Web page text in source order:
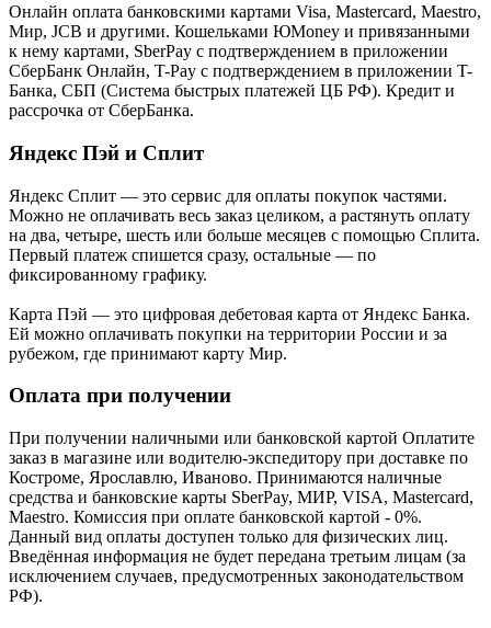
Онлайн оплата банковскими картами Visa, Mastercard, Maestro,
Мир, JCB и другими. Кошельками ЮMoney и привязанными
к нему картами, SberPay с подтверждением в приложении
СберБанк Онлайн, T-Pay с подтверждением в приложении T-
Банка, СБП (Система быстрых платежей ЦБ РФ). Кредит и
рассрочка от СберБанка.
Яндекс Пэй и Сплит
Яндекс Cплит — это сервис для оплаты покупок частями.
Можно не оплачивать весь заказ целиком, а растянуть оплату
на два, четыре, шесть или больше месяцев с помощью Сплита.
Первый платеж спишется сразу, остальные — по
фиксированному графику.
Карта Пэй — это цифровая дебетовая карта от Яндекс Банка.
Ей можно оплачивать покупки на территории России и за
рубежом, где принимают карту Мир.
Оплата при получении
При получении наличными или банковской картой Оплатите
заказ в магазине или водителю-экспедитору при доставке по
Костроме, Ярославлю, Иваново. Принимаются наличные
средства и банковские карты SberPay, МИР, VISA, Mastercard,
Maestro. Комиссия при оплате банковской картой - 0%.
Данный вид оплаты доступен только для физических лиц.
Введённая информация не будет передана третьим лицам (за
исключением случаев, предусмотренных законодательством
РФ).